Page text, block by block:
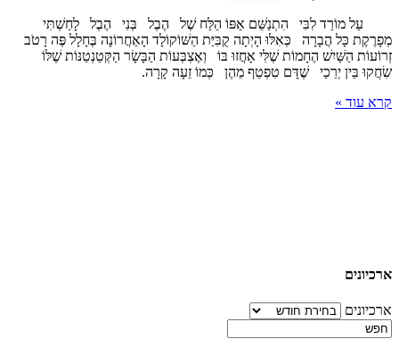
עַל מוֹרַד לִבִּי הִתְנַשֵּׁם אַפּוֹ הַלַּח שֶׁל הֶבֶל בְּנִי הֶבֶל לָחַשְׁתִּי
מְפָרֶקֶת כָּל הֲבָרָה כְּאִלּוּ הָיְתָה קֻבִּיַּת הַשּׁוֹקוֹלָד הָאַחֲרוֹנָה בֶּחָלָל פֶּה רָטֹב
זְרוֹעוֹת הַשַּׁיִשׁ הֶחָמוֹת שֶׁלִּי אָחֲזוּ בּוֹ וְאֶצְבְּעוֹת הַבָּשָׂר הַקְּטַנְטַנּוֹת שֶׁלּוֹ
שִׂחֲקוּ בֵּין יְרֵכַי שֶׁדָּם טִפְטֵף מֵהֶן כְּמוֹ זֵעָה קָרָה.
קרא עוד »
ארכיונים
ארכיונים